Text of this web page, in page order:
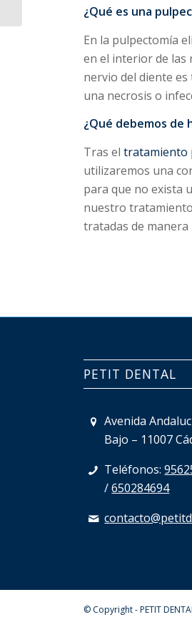
¿Qué es una
En la pulpectomía
en el interior de las
nervio del diente
una necrosis o
¿Qué debemos de
Tras eltratamiento
utilizaremos una
para que no exista
nuestro
tratadas de
PETIT DENTAL
Avenida
Bajo – 11007
Teléfonos:
/650284694
© Copyright - PETIT